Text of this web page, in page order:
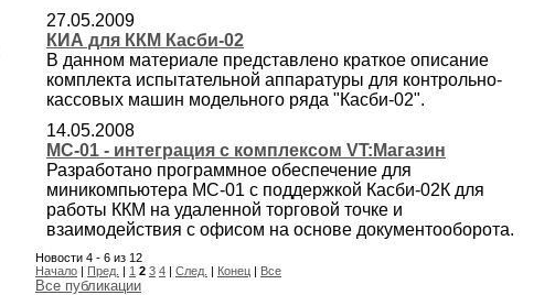
27.05.2009
КИА для ККМ Касби-02
В данном материале представлено краткое описание
комплекта испытательной аппаратуры для контрольно-
кассовых машин модельного ряда "Касби-02".
14.05.2008
MC-01 - интеграция с комплексом VT:Магазин
Разработано программное обеспечение для
миникомпьютера МС-01 с поддержкой Касби-02К для
работы ККМ на удаленной торговой точке и
взаимодействия с офисом на основе документооборота.
Новости 4 - 6 из 12
Начало | Пред. | 1 2 3 4 | След. | Конец | Все
Все публикации